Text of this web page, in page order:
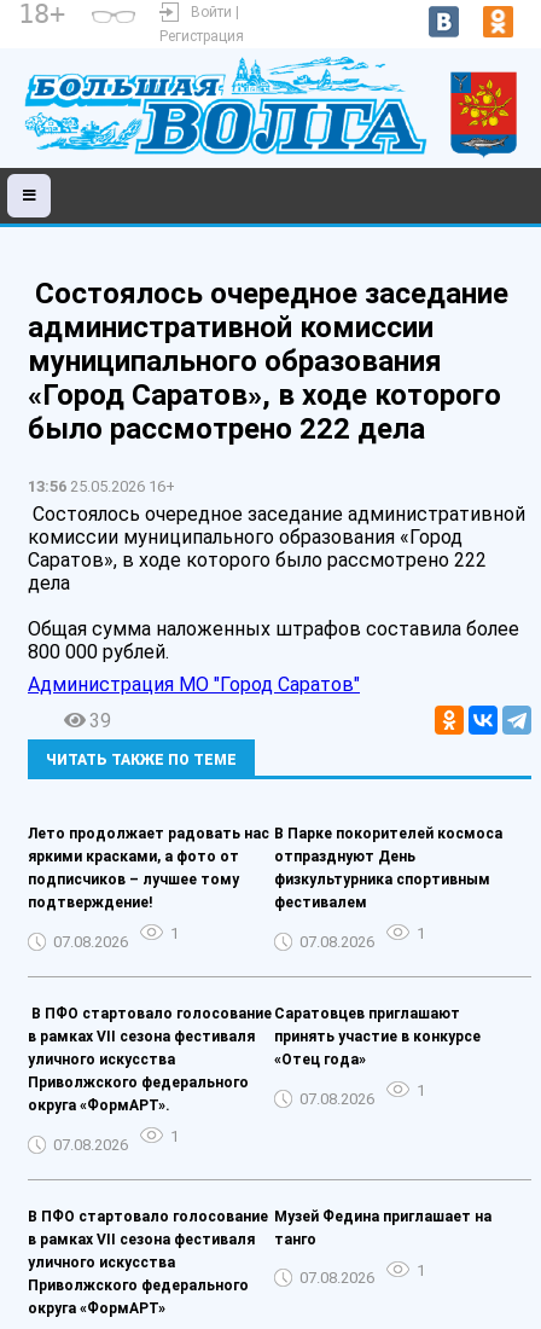
18+
Войти |
Регистрация
️ Состоялось очередное заседание
административной комиссии
муниципального образования
«Город Саратов», в ходе которого
было рассмотрено 222 дела
13:56 25.05.2026 16+
️ Состоялось очередное заседание административной
комиссии муниципального образования «Город
Саратов», в ходе которого было рассмотрено 222
дела
Общая сумма наложенных штрафов составила более
800 000 рублей.
Администрация МО "Город Саратов"
39
ЧИТАТЬ ТАКЖЕ ПО ТЕМЕ
Лето продолжает радовать нас
яркими красками, а фото от
подписчиков – лучшее тому
подтверждение!
07.08.2026 1
В Парке покорителей космоса
отпразднуют День
физкультурника спортивным
фестивалем
07.08.2026 1
️ В ПФО стартовало голосование
в рамках VII сезона фестиваля
уличного искусства
Приволжского федерального
округа «ФормАРТ».
07.08.2026 1
Саратовцев приглашают
принять участие в конкурсе
«Отец года»
07.08.2026 1
В ПФО стартовало голосование
в рамках VII сезона фестиваля
уличного искусства
Приволжского федерального
округа «ФормАРТ»
Музей Федина приглашает на
танго
07.08.2026 1